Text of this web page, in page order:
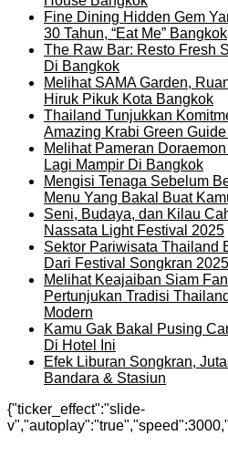
Fine Dining Hidden Gem
30 Tahun, “Eat Me” Bangkok
The Raw Bar: Resto Fresh
Di Bangkok
Melihat SAMA Garden,
Hiruk Pikuk Kota Bangkok
Thailand Tunjukkan
Amazing Krabi Green
Melihat Pameran
Lagi Mampir Di Bangkok
Mengisi Tenaga Sebelum
Menu Yang Bakal Buat
Seni, Budaya, dan Kilau
Nassata Light Festival 2025
Sektor Pariwisata Thailand
Dari Festival Songkran 2025
Melihat Keajaiban Siam
Pertunjukan Tradisi
Modern
Kamu Gak Bakal Pusing
Di Hotel Ini
Efek Liburan Songkran,
Bandara & Stasiun
{"ticker_effect":"slide-